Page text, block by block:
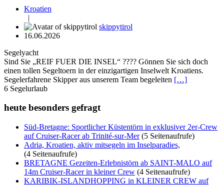
Kroatien
|
skippytirol
16.06.2026
Segelyacht
Sind Sie „REIF FUER DIE INSEL“ ???? Gönnen Sie sich doch
einen tollen Segeltoern in der einzigartigen Inselwelt Kroatiens.
Segelerfahrene Skipper aus unserem Team begeleiten […]
6 Segelurlaub
heute besonders gefragt
Süd-Bretagne: Sportlicher Küstentörn in exklusiver 2er-Crew
auf Cruiser-Racer ab Trinité-sur-Mer(5 Seitenaufrufe)
Adria, Kroatien, aktiv mitsegeln im Inselparadies,
(4 Seitenaufrufe)
BRETAGNE Gezeiten-Erlebnistörn ab SAINT-MALO auf
14m Cruiser-Racer in kleiner Crew (4 Seitenaufrufe)
KARIBIK-ISLANDHOPPING in KLEINER CREW auf